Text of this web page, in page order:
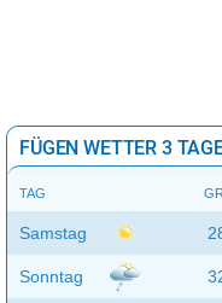
FÜGEN WETTER 3
TAG
Samstag
Sonntag